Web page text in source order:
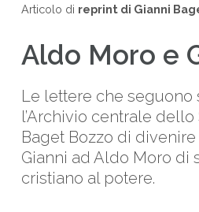
Articolo di reprint di Gianni
Aldo Moro e
Le lettere che seguono
l’Archivio centrale
Baget Bozzo di
Gianni ad Aldo Moro di
cristiano al potere.